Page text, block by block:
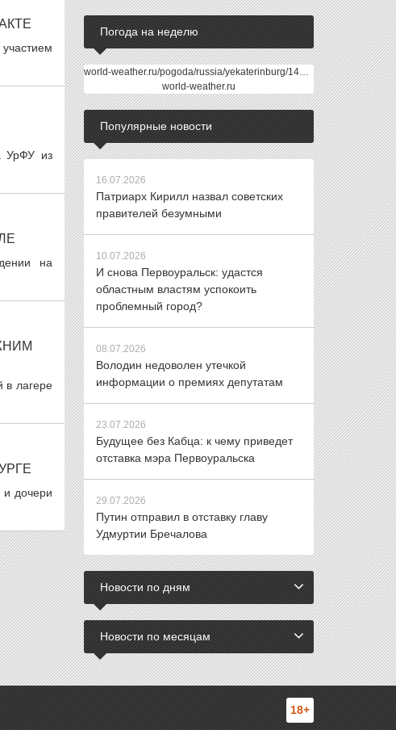
УрФУ из
на
в лагере
и дочери
Погода на неделю
world-weather.ru/pogoda/russia/yekaterinburg/14days/
world-weather.ru
Популярные новости
16.07.2026
Патриарх Кирилл назвал советских
правителей безумными
10.07.2026
И снова Первоуральск: удастся
областным властям успокоить
проблемный город?
08.07.2026
Володин недоволен утечкой
информации о премиях депутатам
23.07.2026
Будущее без Кабца: к чему приведет
отставка мэра Первоуральска
29.07.2026
Путин отправил в отставку главу
Удмуртии Бречалова
Новости по дням
Новости по месяцам
18+